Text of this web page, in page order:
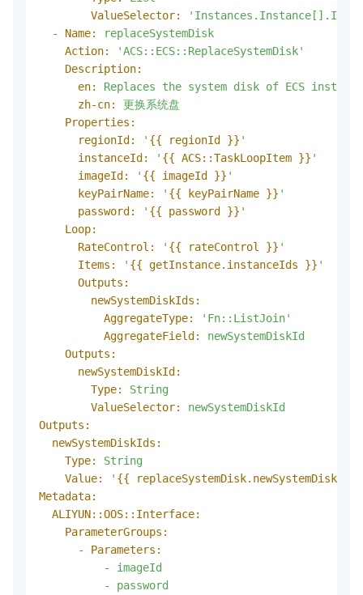
ValueSelector:
-
Name:
replaceSystemDisk
Action:
'ACS::ECS::ReplaceSystemDisk'
Description:
en:
Replaces the system disk of ECS
zh-cn:
更换系统盘
Properties:
regionId:
' {{ regionId }} '
instanceId:
' {{ ACS::TaskLoopItem }} '
imageId:
' {{ imageId }} '
keyPairName:
' {{ keyPairName }} '
password:
' {{ password }} '
Loop:
RateControl:
' {{ rateControl }} '
Items:
' {{ getInstance.instanceIds }} '
Outputs:
newSystemDiskIds:
AggregateType:
'Fn::ListJoin'
AggregateField:
newSystemDiskId
Outputs:
newSystemDiskId:
Type:
String
ValueSelector:
newSystemDiskId
Outputs:
newSystemDiskIds:
Type:
String
Value:
' {{
Metadata:
ALIYUN::OOS::Interface:
ParameterGroups:
-
Parameters:
-
imageId
-
password